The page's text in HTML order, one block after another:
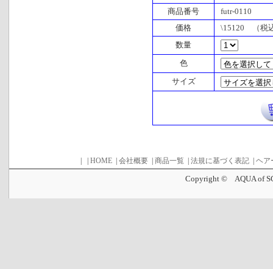
商品番号
futr-0110
価格
\15120 （税
数量
色
サイズ
HOME 会社概要 商品一覧 法規に基づく表記 ヘア
Copyright © AQUA of